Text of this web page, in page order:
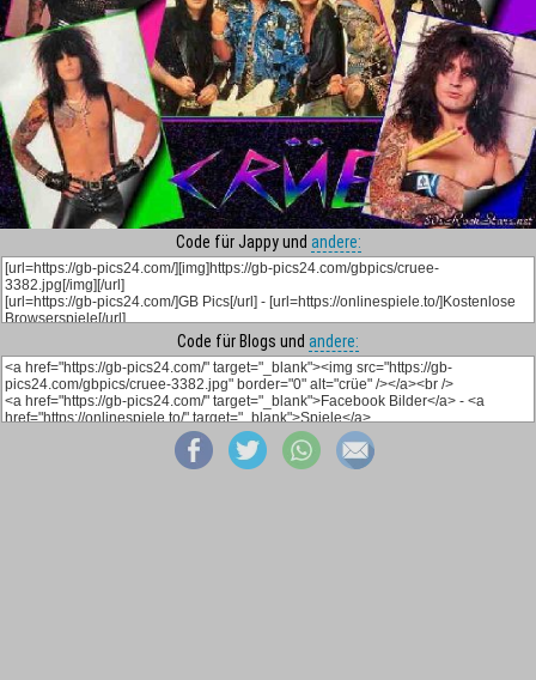
Code für Jappy und andere:
Code für Blogs und andere: